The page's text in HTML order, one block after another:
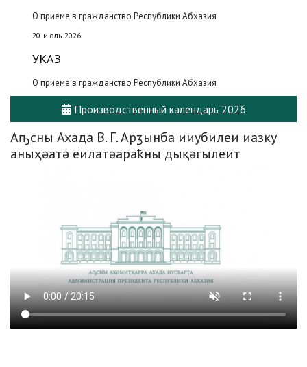
О приеме в гражданство Республики Абхазия
20-июль-2026
УКАЗ
О приеме в гражданство Республики Абхазия
Производственный календарь 2026
Аҧсны Ахада В. Г. Арӡынба ииубилеи иазку
аныҳәатә еилатәараҟны дықәгылеит